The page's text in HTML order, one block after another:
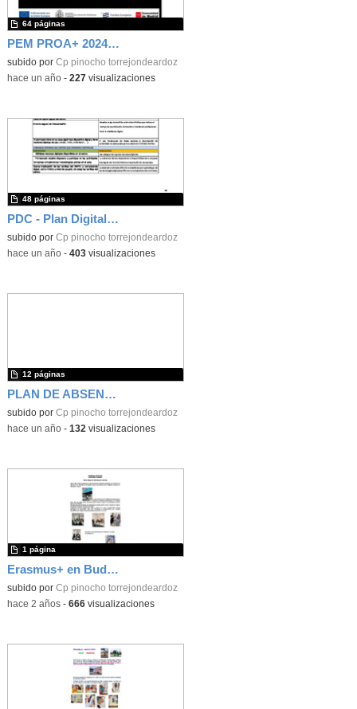
PEM PROA+ 2024/25
subido por Cp pinocho torrejondeardoz
64 páginas
-hace un año- 227visualizaciones
PDC - Plan Digital de Centro
subido por Cp pinocho torrejondeardoz
48 páginas
-hace un año- 403visualizaciones
PLAN DE ABSENTISMO
subido por Cp pinocho torrejondeardoz
12 páginas
-hace un año- 132 visualizaciones
Erasmus+ en Budapest
subido por Cp pinocho torrejondeardoz
1 página
-hace 2 años- 666visualizaciones